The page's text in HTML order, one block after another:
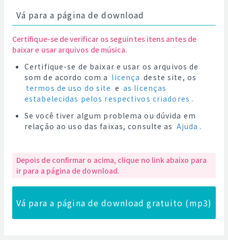
Vá para a página de download
Certifique-se de verificar os seguintes itens antes de
baixar e usar arquivos de música.
Certifique-se de baixar e usar os arquivos de
som de acordo com a licença deste site, os
termos de uso do site e as licenças
estabelecidas pelos respectivos criadores .
Se você tiver algum problema ou dúvida em
relação ao uso das faixas, consulte as Ajuda .
Depois de confirmar o acima, clique no link abaixo para
ir para a página de download.
Vá para a página de download gratuito (mp3)